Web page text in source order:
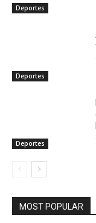
Deportes
Deportes
Deportes
MOST POPULAR